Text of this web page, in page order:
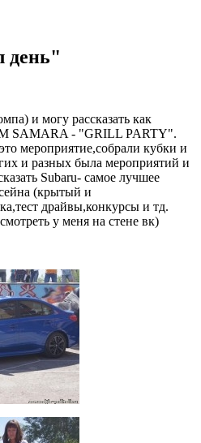
день"
и могу рассказать как
SAMARA - "GRILL PARTY".
мероприятие,собрали кубки и
и разных была мероприятий и
Subaru- самое лучшее
(крытый и
драйвы,конкурсы и тд.
у меня на стене вк)